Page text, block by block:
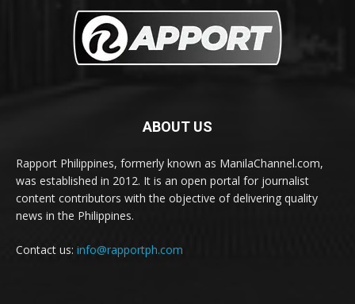
ABOUT US
Rapport Philippines, formerly known as ManilaChannel.com,
was established in 2012. It is an open portal for journalist
content contributors with the objective of delivering quality
news in the Philippines.
Contact us: info@rapportph.com